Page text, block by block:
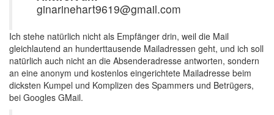
ginarinehart9619@gmail.com
Ich stehe natürlich nicht als Empfänger drin, weil die Mail
gleichlautend an hunderttausende Mailadressen geht, und ich soll
natürlich auch nicht an die Absenderadresse antworten, sondern
an eine anonym und kostenlos eingerichtete Mailadresse beim
dicksten Kumpel und Komplizen des Spammers und Betrügers,
bei Googles GMail.